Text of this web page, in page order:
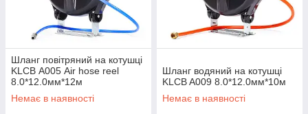
Шланг повітряний на котушці
KLCB А005 Air hose reel
8.0*12.0мм*12м
Немає в наявності
Шланг водяний на котушці
KLCB A009 8.0*12.0мм*10м
Немає в наявності